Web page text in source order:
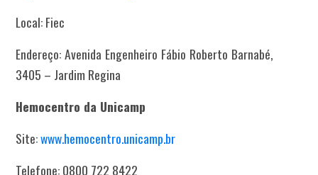
Local: Fiec
Endereço: Avenida Engenheiro Fábio Roberto Barnabé,
3405 – Jardim Regina
Hemocentro da Unicamp
Site:www.hemocentro.unicamp.br
Telefone: 0800 722 8422